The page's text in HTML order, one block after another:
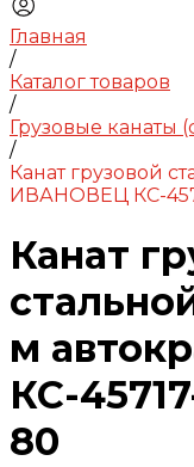
Главная
/
Каталог товаров
/
Грузовые канаты
/
Канат грузовой
ИВАНОВЕЦ КС-
Канат
м
КС-
80